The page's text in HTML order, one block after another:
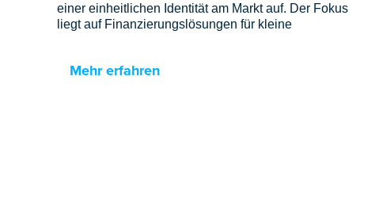
einer einheitlichen Identität am Markt auf. Der Fokus
liegt auf Finanzierungslösungen für kleine
Mehr erfahren